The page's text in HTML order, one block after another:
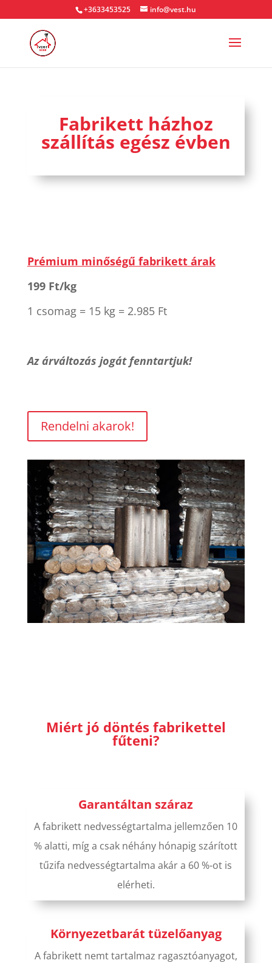
+3633453525 info@vest.hu
Fabrikett házhoz
szállítás egész évben
Prémium minőségű fabrikett árak
199 Ft/kg
1 csomag = 15 kg = 2.985 Ft
Az árváltozás jogát fenntartjuk!
Rendelni akarok!
Miért jó döntés fabrikettel
fűteni?
Garantáltan száraz
A fabrikett nedvességtartalma jellemzően 10
% alatti, míg a csak néhány hónapig szárított
tűzifa nedvességtartalma akár a 60 %-ot is
elérheti.
Környezetbarát tüzelőanyag
A fabrikett nemt tartalmaz ragasztóanyagot,